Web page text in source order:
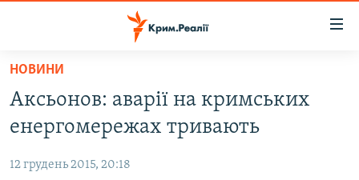
Перейти
основного
матеріалу
Перейти
до
ВІДЕО ТА ФОТО
ПОЛІТИКА
НОВИНИ
Аксьонов: аварії на кримських
енергомережах тривають
12 грудень 2015, 20:18